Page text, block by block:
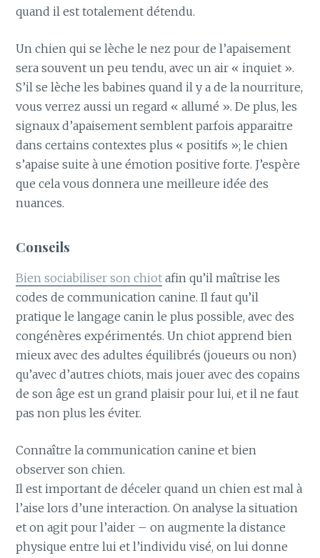
quand il est totalement détendu.
Un chien qui se lèche le nez pour de l’apaisement
sera souvent un peu tendu, avec un air « inquiet ».
S’il se lèche les babines quand il y a de la nourriture,
vous verrez aussi un regard « allumé ». De plus, les
signaux d’apaisement semblent parfois apparaitre
dans certains contextes plus « positifs »; le chien
s’apaise suite à une émotion positive forte. J’espère
que cela vous donnera une meilleure idée des
nuances.
Conseils
Bien sociabiliser son chiot afin qu’il maîtrise les
codes de communication canine. Il faut qu’il
pratique le langage canin le plus possible, avec des
congénères expérimentés. Un chiot apprend bien
mieux avec des adultes équilibrés (joueurs ou non)
qu’avec d’autres chiots, mais jouer avec des copains
de son âge est un grand plaisir pour lui, et il ne faut
pas non plus les éviter.
Connaître la communication canine et bien
observer son chien.
Il est important de déceler quand un chien est mal à
l’aise lors d’une interaction. On analyse la situation
et on agit pour l’aider – on augmente la distance
physique entre lui et l’individu visé, on lui donne